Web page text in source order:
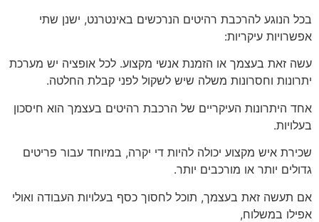
בכל הנוגע להרכבת רהיטים הנרכשים באינטרנט, ישנן שתי
אפשרויות עיקריות:
עשה זאת בעצמך או הזמנת אנשי מקצוע. לכל אופציה יש מערכת
יתרונות וחסרונות משלה שיש לשקול לפני קבלת החלטה.
אחד היתרונות העיקריים של הרכבת רהיטים בעצמך הוא חיסכון
בעלויות.
שכירת איש מקצוע יכולה להיות די יקרה, במיוחד עבור פריטים
גדולים יותר או מורכבים יותר.
אם תעשה זאת בעצמך, תוכל לחסוך כסף בעלויות העבודה ואולי
אפילו במשלוח,